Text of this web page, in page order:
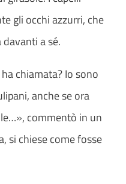
gli occhi azzurri, che
a sé.
chiamata? Io sono
anche se ora
commentò in un
si chiese come fosse